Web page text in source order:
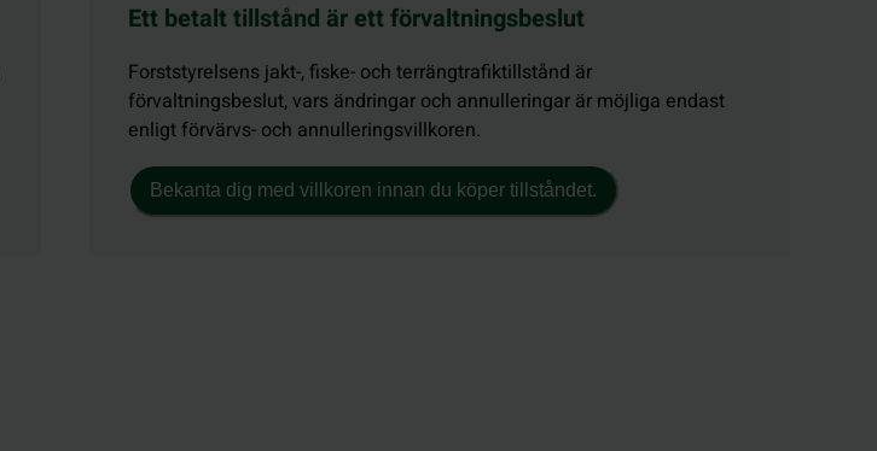
Ett betalt tillstånd är ett förvaltningsbeslut
Forststyrelsens jakt-, fiske- och terrängtrafiktillstånd är
förvaltningsbeslut, vars ändringar och annulleringar är möjliga endast
enligt förvärvs- och annulleringsvillkoren.
Bekanta dig med villkoren innan du köper tillståndet.